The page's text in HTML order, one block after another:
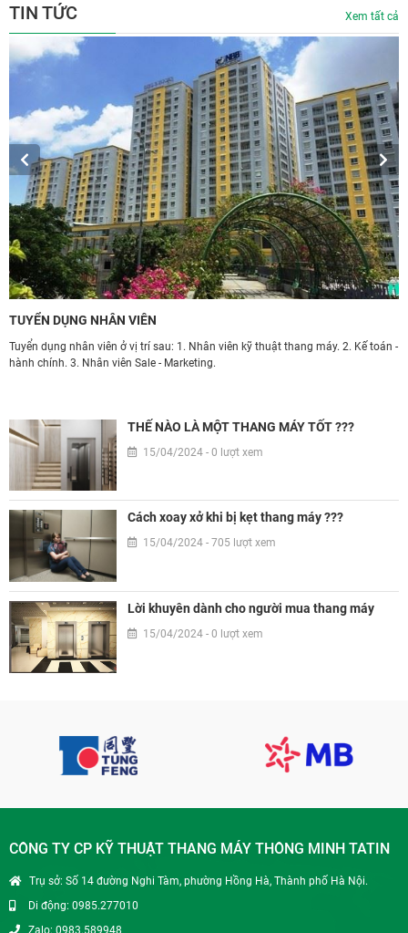
TIN TỨC Xem tất cả
TUYỂN DỤNG NHÂN VIÊN
Tuyển dụng nhân viên ở vị trí sau: 1. Nhân viên kỹ thuật thang máy. 2. Kế toán -
hành chính. 3. Nhân viên Sale - Marketing.
THẾ NÀO LÀ MỘT THANG MÁY TỐT ???
15/04/2024 - 0 lượt xem
Cách xoay xở khi bị kẹt thang máy ???
15/04/2024 - 705 lượt xem
Lời khuyên dành cho người mua thang máy
15/04/2024 - 0 lượt xem
CÔNG TY CP KỸ THUẬT THANG MÁY THÔNG MINH TATIN
Trụ sở: Số 14 đường Nghi Tàm, phường Hồng Hà, Thành phố Hà Nội.
Di động: 0985.277010
Zalo: 0983.589948